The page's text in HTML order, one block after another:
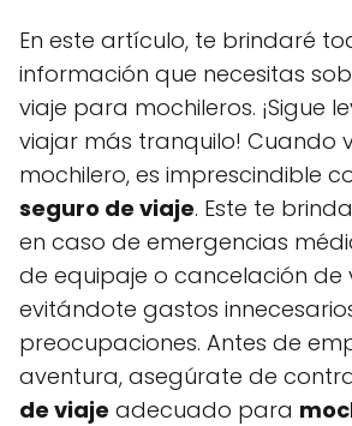
En este artículo, te brindaré
información que necesitas
viaje para mochileros. ¡Sigue
viajar más tranquilo! Cuando
mochilero, es imprescindible
seguro de viaje. Este te
en caso de emergencias
de equipaje o cancelación de
evitándote gastos
preocupaciones. Antes de
aventura, asegúrate de
de viaje adecuado para